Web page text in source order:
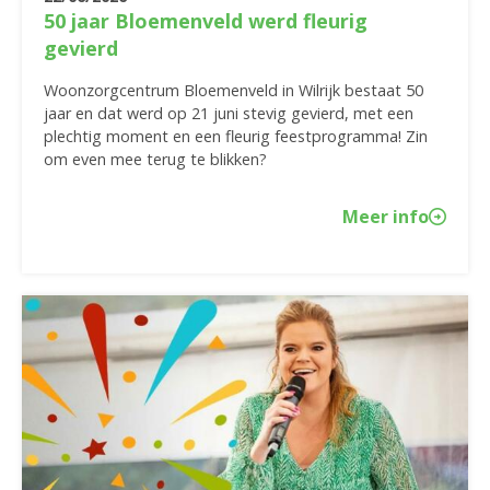
50 jaar Bloemenveld werd fleurig
gevierd
Woonzorgcentrum Bloemenveld in Wilrijk bestaat 50
jaar en dat werd op 21 juni stevig gevierd, met een
plechtig moment en een fleurig feestprogramma! Zin
om even mee terug te blikken?
Meer info